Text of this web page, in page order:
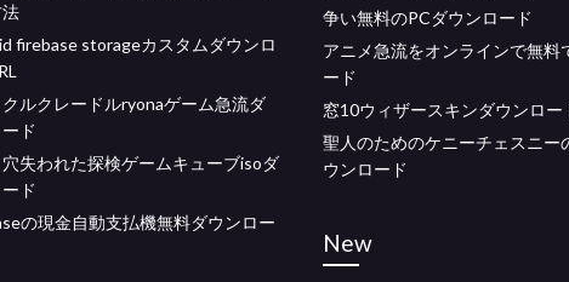
firebase storageカスタムダウンロ
ルクレードルryonaゲーム急流ダ
ド
失われた探検ゲームキューブisoダ
ド
の現金自動支払機無料ダウンロー
争い無料のPCダウンロード
アニメ急流をオンラインで無料
ード
窓10ウィザースキンダウンロー
聖人のためのケニーチェスニー
ウンロード
New